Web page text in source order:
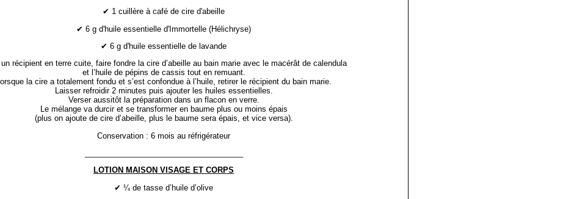
✔ 1 cuillère à café de cire d'abeille
✔ 6 g d'huile essentielle d'Immortelle (Hélichryse)
✔ 6 g d'huile essentielle de lavande
un récipient en terre cuite, faire fondre la cire d’abeille au bain marie avec le macérât de calendula
et l’huile de pépins de cassis tout en remuant.
la cire a totalement fondu et s’est confondue à l’huile, retirer le récipient du bain marie.
Laisser refroidir 2 minutes puis ajouter les huiles essentielles.
Verser aussitôt la préparation dans un flacon en verre.
Le mélange va durcir et se transformer en baume plus ou moins épais
(plus on ajoute de cire d’abeille, plus le baume sera épais, et vice versa).
Conservation : 6 mois au réfrigérateur
LOTION MAISON VISAGE ET CORPS
✔ ¼ de tasse d’huile d’olive